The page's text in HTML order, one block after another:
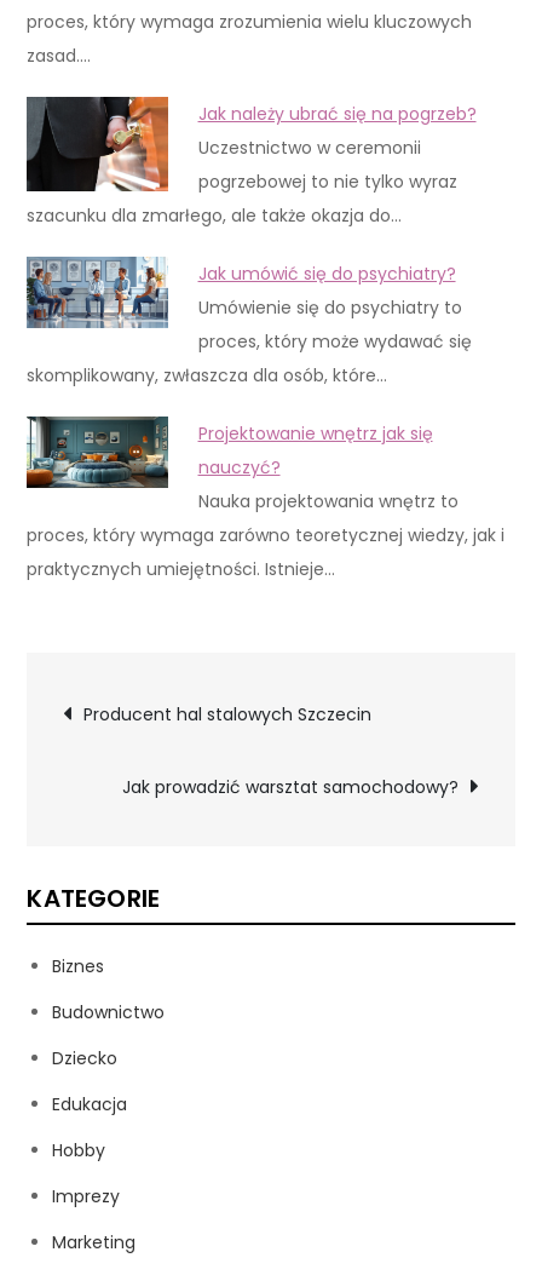
proces, który wymaga zrozumienia wielu kluczowych
zasad.…
Jak należy ubrać się na pogrzeb?
Uczestnictwo w ceremonii
pogrzebowej to nie tylko wyraz
szacunku dla zmarłego, ale także okazja do…
Jak umówić się do psychiatry?
Umówienie się do psychiatry to
proces, który może wydawać się
skomplikowany, zwłaszcza dla osób, które…
Projektowanie wnętrz jak się
nauczyć?
Nauka projektowania wnętrz to
proces, który wymaga zarówno teoretycznej wiedzy, jak i
praktycznych umiejętności. Istnieje…
Nawigacja
wpisu
Producent hal stalowych Szczecin
Jak prowadzić warsztat samochodowy?
KATEGORIE
Biznes
Budownictwo
Dziecko
Edukacja
Hobby
Imprezy
Marketing